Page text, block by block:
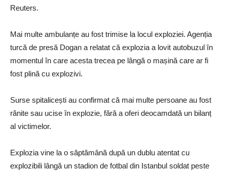
Reuters.
Mai multe ambulanțe au fost trimise la locul exploziei. Agenția
turcă de presă Dogan a relatat că explozia a lovit autobuzul în
momentul în care acesta trecea pe lângă o mașină care ar fi
fost plină cu explozivi.
Surse spitalicești au confirmat că mai multe persoane au fost
rănite sau ucise în explozie, fără a oferi deocamdată un bilanț
al victimelor.
Explozia vine la o săptămână după un dublu atentat cu
explozibili lângă un stadion de fotbal din Istanbul soldat peste